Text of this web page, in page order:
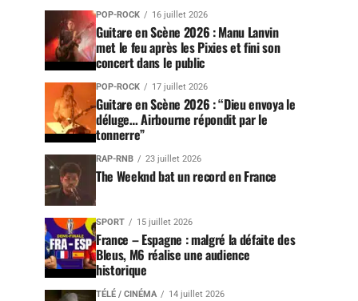
POP-ROCK 16 juillet 2026
Guitare en Scène 2026 : Manu Lanvin
met le feu après les Pixies et fini son
concert dans le public
POP-ROCK 17 juillet 2026
Guitare en Scène 2026 : “Dieu envoya le
déluge… Airbourne répondit par le
tonnerre”
RAP-RNB 23 juillet 2026
The Weeknd bat un record en France
SPORT 15 juillet 2026
France – Espagne : malgré la défaite des
Bleus, M6 réalise une audience
historique
TÉLÉ / CINÉMA 14 juillet 2026